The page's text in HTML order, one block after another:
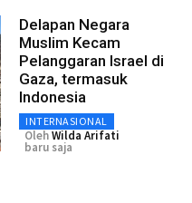
Delapan Negara
Muslim Kecam
Pelanggaran Israel di
Gaza, termasuk
Indonesia
INTERNASIONAL
OlehWilda Arifati
baru saja